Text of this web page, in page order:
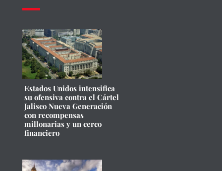
Estados Unidos intensifica
su ofensiva contra el Cártel
Jalisco Nueva Generación
con recompensas
millonarias y un cerco
financiero